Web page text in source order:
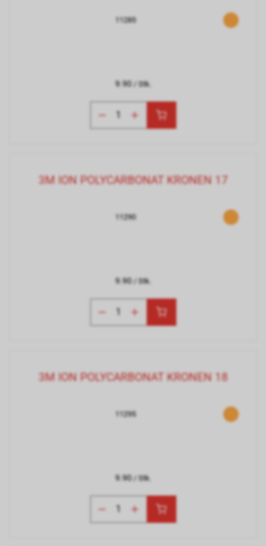
11285
9.90/ Stk.
3M ION POLYCARBONAT KRONEN 17
11290
9.90/ Stk.
3M ION POLYCARBONAT KRONEN 18
11295
9.90/ Stk.